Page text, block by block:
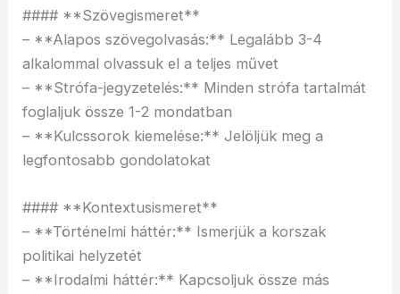
#### **Szövegismeret**
– **Alapos szövegolvasás:** Legalább 3-4
alkalommal olvassuk el a teljes művet
– **Strófa-jegyzetelés:** Minden strófa tartalmát
foglaljuk össze 1-2 mondatban
– **Kulcssorok kiemelése:** Jelöljük meg a
legfontosabb gondolatokat
#### **Kontextusismeret**
– **Történelmi háttér:** Ismerjük a korszak
politikai helyzetét
– **Irodalmi háttér:** Kapcsoljuk össze más